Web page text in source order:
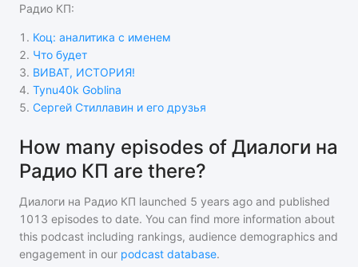
Радио КП:
1 . Коц: аналитика с именем
2. Что будет
3. ВИВАТ, ИСТОРИЯ!
4. Tynu40k Goblina
5. Сергей Стиллавин и его друзья
How many episodes of Диалоги на
Радио КП are there?
Диалоги на Радио КП launched 5 years ago and published
1013 episodes to date. You can find more information about
this podcast including rankings, audience demographics and
engagement in our podcast database.